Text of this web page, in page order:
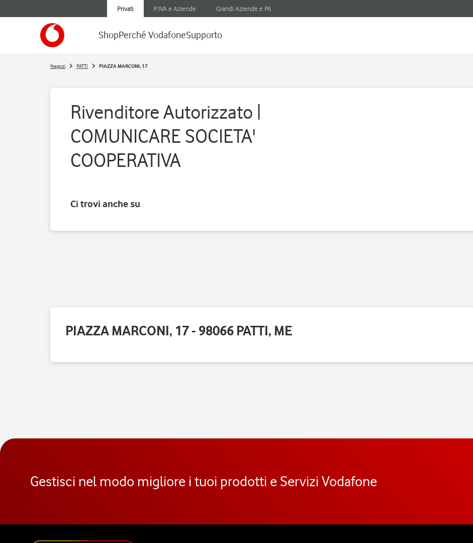
Privati P.IVA e Aziende Grandi Aziende e PA
ShopPerché VodafoneSupporto
Negozi PATTI PIAZZA MARCONI, 17
Rivenditore Autorizzato |
COMUNICARE SOCIETA'
COOPERATIVA
Ci trovi anche su
PIAZZA MARCONI, 17 - 98066 PATTI, ME
Gestisci nel modo migliore i tuoi prodotti e Servizi Vodafone